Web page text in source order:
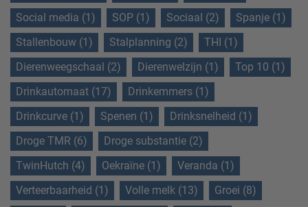
Social media (1)
SOP (1) Sociaal (2)
Spanje (1)
Stallenbouw (1)
Stalplanning (2)
THI (1)
Dierenweegschaal (2)
Dierenwelzijn (1)
Top 10 (1)
Drinkautomaat (17)
Drinkemmers (1)
Drinkcurve (1)
Spenen (1)
Drinksnelheid (1)
Droge TMR (6)
Droge substantie (2)
TwinHutch (4)
Oekraïne (1)
Veranda (1)
Verteerbaarheid (1)
Volle melk (13)
Groei (8)